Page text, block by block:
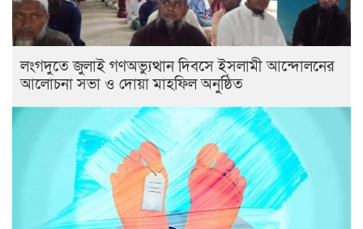
লংগদুতে জুলাই গণঅভ্যুত্থান দিবসে ইসলামী আন্দোলনের
আলোচনা সভা ও দোয়া মাহফিল অনুষ্ঠিত